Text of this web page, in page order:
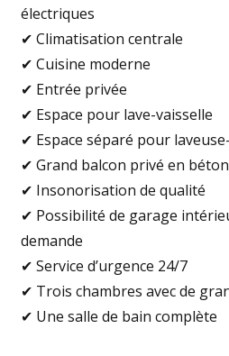
électriques
✔ Climatisation centrale
✔ Cuisine moderne
✔ Entrée privée
✔ Espace pour lave-vaisselle
✔ Espace séparé pour
✔ Grand balcon privé en béton
✔ Insonorisation de qualité
✔ Possibilité de garage
demande
✔ Service d’urgence 24/7
✔ Trois chambres avec de
✔ Une salle de bain complète